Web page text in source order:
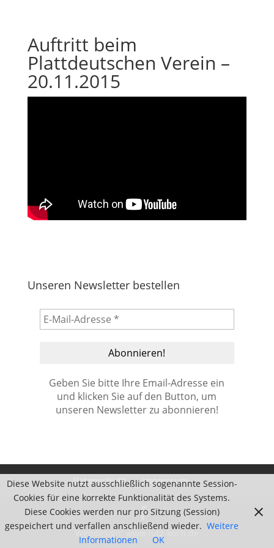
Auftritt beim
Plattdeutschen Verein –
20.11.2015
Unseren Newsletter bestellen
Geben Sie bitte Ihre Email-Adresse ein
und klicken Sie auf den Button, um
unseren Newsletter zu abonnieren!
Datenschutz Impressum
Webdesign:www.lutz-koch.de
Diese Website nutzt ausschließlich sogenannte Session-
Cookies für eine korrekte Funktionalität des Systems.
Diese Cookies werden nur pro Sitzung (Session)
gespeichert und verfallen anschließend wieder. Weitere
Informationen
OK